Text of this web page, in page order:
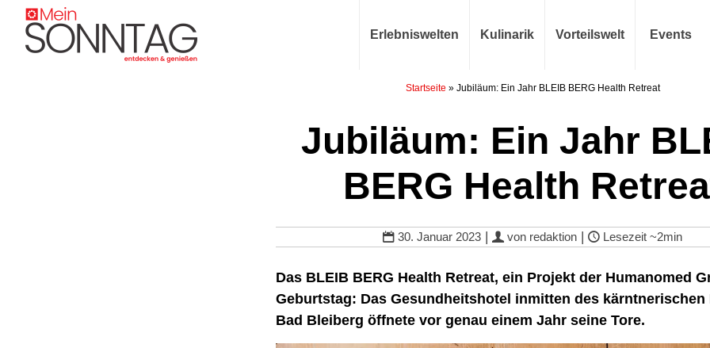
Erlebniswelten Kulinarik Vorteilswelt Events
Startseite » Jubiläum: Ein Jahr BLEIB BERG Health Retreat
Jubiläum: Ein Jahr
BERG Health
30. Januar 2023 | von redaktion | Lesezeit ~2min
Das BLEIB BERG Health Retreat, ein Projekt der Humanomed
Geburtstag: Das Gesundheitshotel inmitten des kärntnerischen
Bad Bleiberg öffnete vor genau einem Jahr seine Tore.